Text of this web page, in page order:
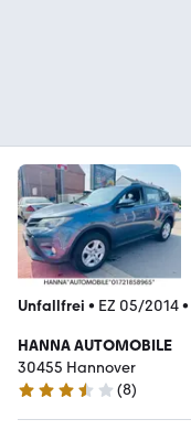
Unfallfrei • EZ 05/2014•
HANNA AUTOMOBILE
30455 Hannover
3.5 Sterne
(8)